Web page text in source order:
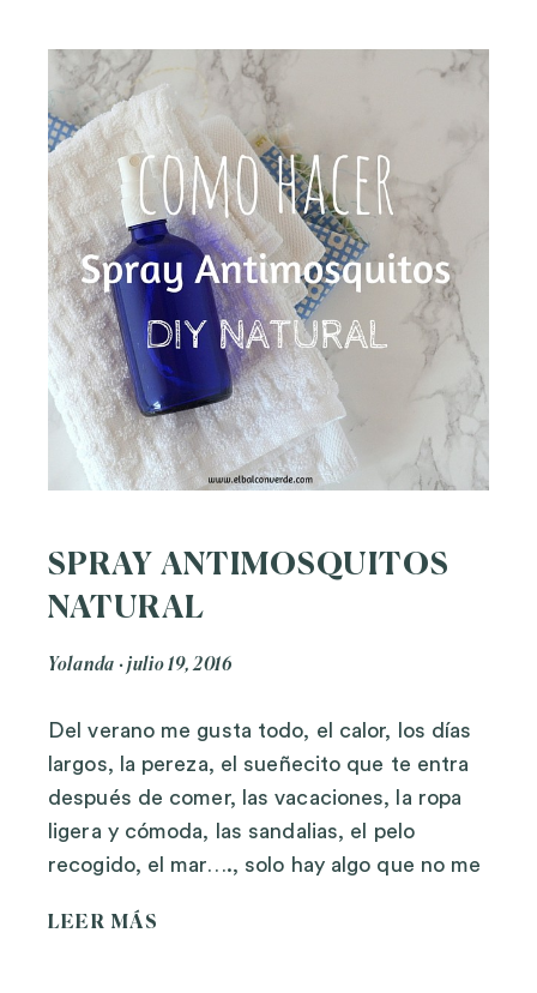
SPRAY ANTIMOSQUITOS
NATURAL
Yolanda julio 19, 2016
Del verano me gusta todo, el calor, los días
largos, la pereza, el sueñecito que te entra
después de comer, las vacaciones, la ropa
ligera y cómoda, las sandalias, el pelo
recogido, el mar…., solo hay algo que no me
LEER MÁS